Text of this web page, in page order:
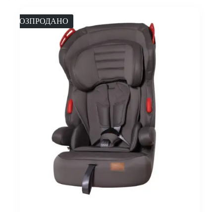
РОЗПРОДАНО